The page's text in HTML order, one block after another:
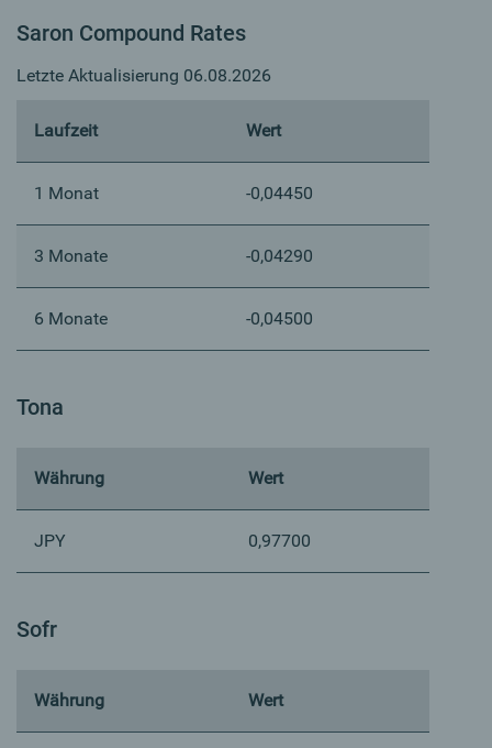
Saron Compound Rates
Letzte Aktualisierung 06.08.2026
Laufzeit Wert
1 Monat -0,04450
3 Monate -0,04290
6 Monate -0,04500
Tona
Währung Wert
JPY 0,97700
Sofr
Währung Wert